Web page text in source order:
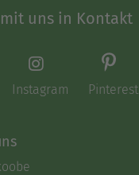
uns in Kontakt
Instagram Pinterest